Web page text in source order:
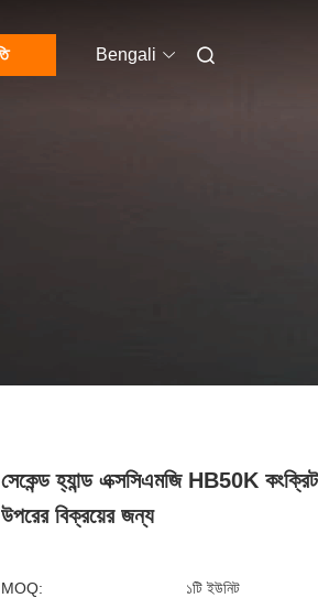
Bengali
সেকেন্ড হ্যান্ড এক্সসিএমজি HB50K
উপরের বিক্রয়ের জন্য
MOQ: ১টি ইউনিট